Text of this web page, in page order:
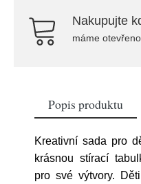
Nakupujte
máme
Popis produktu
Kreativní sada pro
krásnou stírací
pro své výtvory.